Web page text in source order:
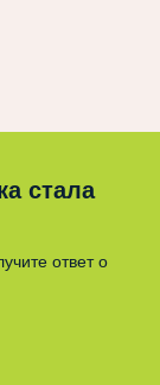
стала
ответ о